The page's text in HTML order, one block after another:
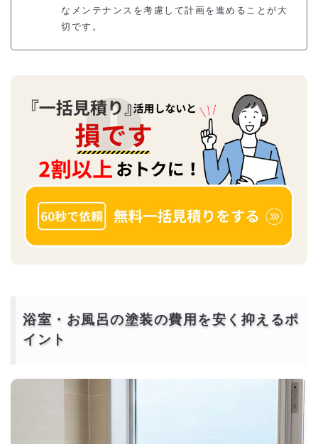
なメンテナンスを考慮して計画を進めることが大
切です。
浴室・お風呂の塗装の費用を安く抑えるポ
イント